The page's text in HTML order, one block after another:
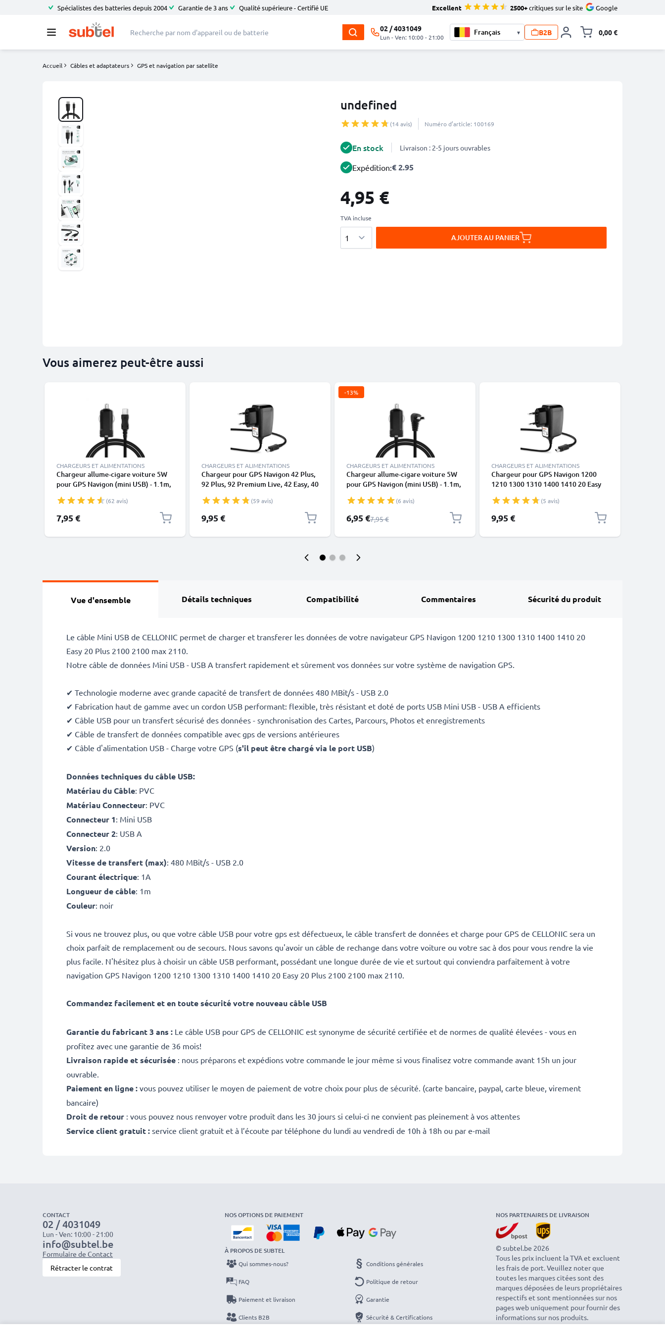
Spécialistes des batteries depuis 2004 Garantie de 3 ans Qualité supérieure - Certifié UE Excellent 2500+critiques sur le site Google
02 / 4031049
Lun - Ven: 10:00 - 21:00
▾ B2B 0,00 €
Accueil Câbles et adaptateurs GPS et navigation par satellite
undefined
(14 avis) Numéro d’article: 100169
En stock Livraison : 2-5 jours ouvrables
Expédition:€ 2.95
4,95 €
TVA incluse
AJOUTER AU PANIER
Vous aimerez peut-être aussi
CHARGEURS ET ALIMENTATIONS
Chargeur allume-cigare voiture 5W
pour GPS Navigon (mini USB) - 1.1m,
(62 avis)
7,95 €
CHARGEURS ET ALIMENTATIONS
Chargeur pour GPS Navigon 42 Plus,
92 Plus, 92 Premium Live, 42 Easy, 40
1000mA, Câble de Charge rapide
1.1m
(59 avis)
9,95 €
-13%
CHARGEURS ET ALIMENTATIONS
Chargeur allume-cigare voiture 5W
pour GPS Navigon (mini USB) - 1.1m,
(6 avis)
Prix spécial
6,95 €Prix normal
7,95 €
CHARGEURS ET ALIMENTATIONS
Chargeur pour GPS Navigon 1200
1210 1300 1310 1400 1410 20 Easy
Alimentation 2A / 2000mA, Câble de
Charge rapide 1.2m
(5 avis)
9,95 €
Vue d'ensemble Détails techniques Compatibilité Commentaires Sécurité du produit
Le câble Mini USB de CELLONIC permet de charger et transferer les données de votre navigateur GPS Navigon 1200 1210 1300 1310 1400 1410 20
Easy 20 Plus 2100 2100 max 2110.
Notre câble de données Mini USB - USB A transfert rapidement et sûrement vos données sur votre système de navigation GPS.
✔ Technologie moderne avec grande capacité de transfert de données 480 MBit/s - USB 2.0
✔ Fabrication haut de gamme avec un cordon USB performant: flexible, très résistant et doté de ports USB Mini USB - USB A efficients
✔ Câble USB pour un transfert sécurisé des données - synchronisation des Cartes, Parcours, Photos et enregistrements
✔ Câble de transfert de données compatible avec gps de versions antérieures
✔ Câble d'alimentation USB - Charge votre GPS (s'il peut être chargé via le port USB)
Données techniques du câble USB:
Matériau du Câble: PVC
Matériau Connecteur: PVC
Connecteur 1: Mini USB
Connecteur 2: USB A
Version: 2.0
Vitesse de transfert (max): 480 MBit/s - USB 2.0
Courant électrique: 1A
Longueur de câble: 1m
Couleur: noir
Si vous ne trouvez plus, ou que votre câble USB pour votre gps est défectueux, le câble transfert de données et charge pour GPS de CELLONIC sera un
choix parfait de remplacement ou de secours. Nous savons qu'avoir un câble de rechange dans votre voiture ou votre sac à dos pour vous rendre la vie
plus facile. N'hésitez plus à choisir un câble USB performant, possédant une longue durée de vie et surtout qui conviendra parfaitement à votre
navigation GPS Navigon 1200 1210 1300 1310 1400 1410 20 Easy 20 Plus 2100 2100 max 2110.
Commandez facilement et en toute sécurité votre nouveau câble USB
Garantie du fabricant 3 ans : Le câble USB pour GPS de CELLONIC est synonyme de sécurité certifiée et de normes de qualité élevées - vous en
profitez avec une garantie de 36 mois!
Livraison rapide et sécurisée : nous préparons et expédions votre commande le jour même si vous finalisez votre commande avant 15h un jour
ouvrable.
Paiement en ligne : vous pouvez utiliser le moyen de paiement de votre choix pour plus de sécurité. (carte bancaire, paypal, carte bleue, virement
bancaire)
Droit de retour : vous pouvez nous renvoyer votre produit dans les 30 jours si celui-ci ne convient pas pleinement à vos attentes
Service client gratuit : service client gratuit et à l’écoute par téléphone du lundi au vendredi de 10h à 18h ou par e-mail
CONTACT
02 / 4031049
Lun - Ven: 10:00 - 21:00
info@subtel.be
Formulaire de Contact
Rétracter le contrat
NOS OPTIONS DE PAIEMENT
À PROPOS DE SUBTEL
Qui sommes-nous?
FAQ
Paiement et livraison
Clients B2B
Conditions générales
Politique de retour
Garantie
Sécurité & Certifications
NOS PARTENAIRES DE LIVRAISON
© subtel.be 2026
Tous les prix incluent la TVA et excluent
les frais de port. Veuillez noter que
toutes les marques citées sont des
marques déposées de leurs propriétaires
respectifs et sont mentionnées sur nos
pages web uniquement pour fournir des
informations sur nos produits.